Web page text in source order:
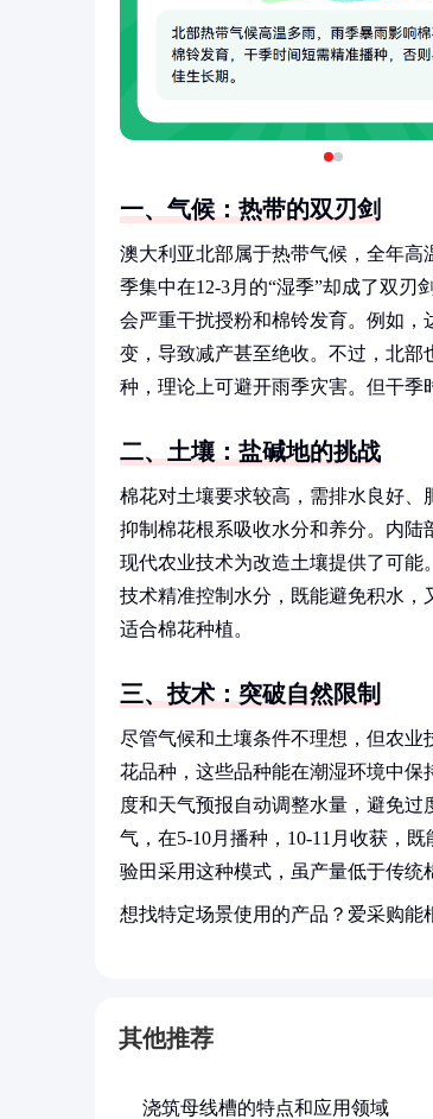
一、气候：热带的双刃剑
澳大利亚北部属于热带气候，全年
季集中在12-3月的“湿季”却成了双刃
会严重干扰授粉和棉铃发育。例如，
变，导致减产甚至绝收。不过，北部
种，理论上可避开雨季灾害。但干季
二、土壤：盐碱地的挑战
棉花对土壤要求较高，需排水良好
抑制棉花根系吸收水分和养分。内陆
现代农业技术为改造土壤提供了可
技术精准控制水分，既能避免积水
适合棉花种植。
三、技术：突破自然限制
尽管气候和土壤条件不理想，但农
花品种，这些品种能在潮湿环境中
度和天气预报自动调整水量，避免
气，在5-10月播种，10-11月收获，
验田采用这种模式，虽产量低于传统
想找特定场景使用的产品？爱采购
其他推荐
浇筑母线槽的特点和应用领域